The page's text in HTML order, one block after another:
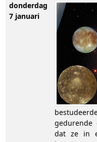
donderdag
7 januari
gedurende
dat ze in